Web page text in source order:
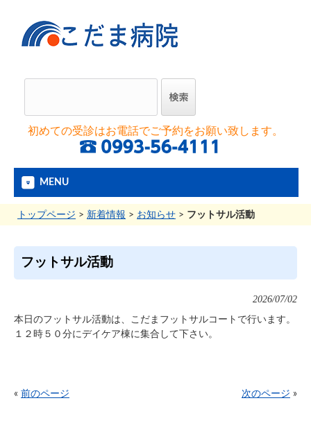
初めての受診はお電話でご予約をお願い致します。
MENU
トップページ > 新着情報 > お知らせ > フットサル活動
フットサル活動
2026/07/02
本日のフットサル活動は、こだまフットサルコートで行います。
１２時５０分にデイケア棟に集合して下さい。
« 前のページ 次のページ »